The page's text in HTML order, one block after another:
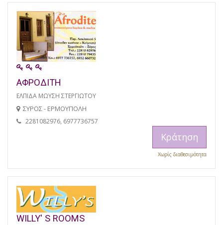
ΑΦΡΟΔΙΤΗ
ΕΛΠΙΔΑ ΜΩΥΣΗ ΣΤΕΡΓΙΩΤΟΥ
ΣΥΡΟΣ - ΕΡΜΟΥΠΟΛΗ
2281082976, 6977736757
Κράτηση
Χωρίς διαθεσιμότητα
WILLY' S ROOMS